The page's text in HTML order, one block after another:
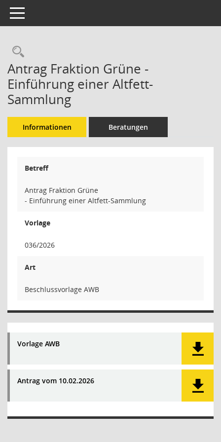
Toggle navigation
Rechercheauswahl
Antrag Fraktion Grüne -
Einführung einer Altfett-
Sammlung
Informationen Beratungen
Betreff
Antrag Fraktion Grüne
- Einführung einer Altfett-Sammlung
Vorlage
036/2026
Art
Beschlussvorlage AWB
Vorlage AWB
Antrag vom 10.02.2026